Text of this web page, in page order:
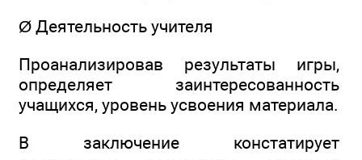
Ø Деятельность учителя
Проанализировав результаты игры,
определяет заинтересованность
учащихся, уровень усвоения материала.
В заключение констатирует